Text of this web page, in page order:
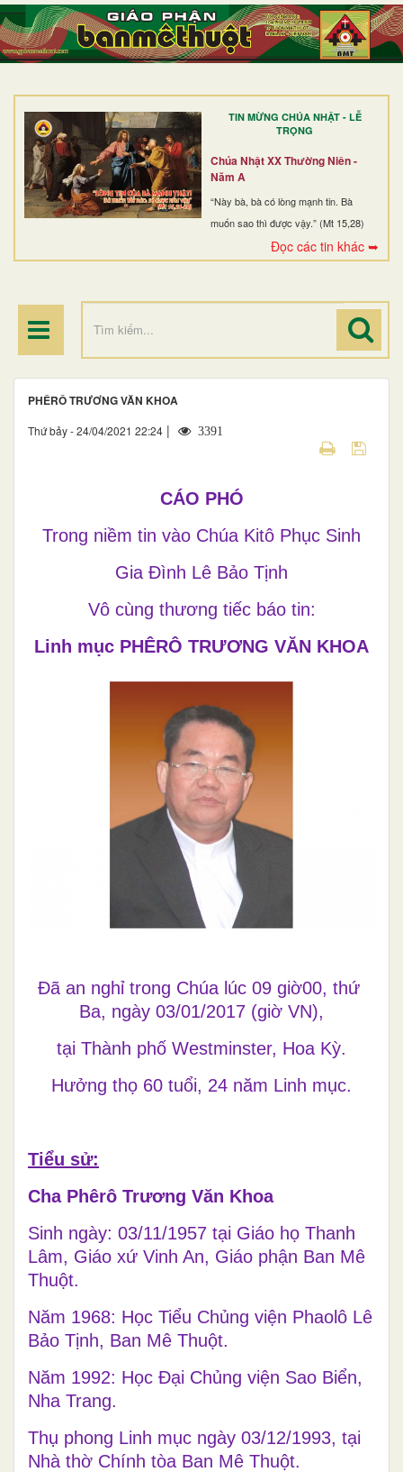
TIN MỪNG CHÚA NHẬT - LỄ
TRỌNG
Chúa Nhật XX Thường Niên -
Năm A
“Này bà, bà có lòng mạnh tin. Bà
muốn sao thì được vậy.” (Mt 15,28)
Đọc các tin khác ➥
TRANG NHẤT
GIỚI THIỆU
DÒNG TU
BAN MỤC VỤ
ĐOÀN THỂ CG
ĐIỂM HÀNH HƯƠNG
PHÊRÔ TRƯƠNG VĂN KHOA
Thứ bảy - 24/04/2021 22:24 | 3391
CÁO PHÓ
Trong niềm tin vào Chúa Kitô Phục Sinh
Gia Đình Lê Bảo Tịnh
Vô cùng thương tiếc báo tin:
Linh mục PHÊRÔ TRƯƠNG VĂN KHOA
Đã an nghỉ trong Chúa lúc 09 giờ00, thứ
Ba, ngày 03/01/2017 (giờ VN),
tại Thành phố Westminster, Hoa Kỳ.
Hưởng thọ 60 tuổi, 24 năm Linh mục.
Tiểu sử:
Cha Phêrô Trương Văn Khoa
Sinh ngày: 03/11/1957 tại Giáo họ Thanh
Lâm, Giáo xứ Vinh An, Giáo phận Ban Mê
Thuột.
Năm 1968: Học Tiểu Chủng viện Phaolô Lê
Bảo Tịnh, Ban Mê Thuột.
Năm 1992: Học Đại Chủng viện Sao Biển,
Nha Trang.
Thụ phong Linh mục ngày 03/12/1993, tại
Nhà thờ Chính tòa Ban Mê Thuột.